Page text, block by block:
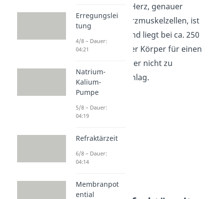
Refraktärzeit im Herz, genauer
gesagt in den Herzmuskelzellen, ist
deutlich länger und liegt bei ca. 250
ms. So sorgt unser Körper für einen
regelmäßigen, aber nicht zu
schnellen Herzschlag.
Erregungslei
tung
4/8 – Dauer:
04:21
Natrium-
Kalium-
Pumpe
5/8 – Dauer:
04:19
Refraktärzeit
6/8 – Dauer:
04:14
Membranpot
ential